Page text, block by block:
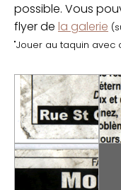
possible. Vous
flyer de la galerie
"Jouer au taquin avec